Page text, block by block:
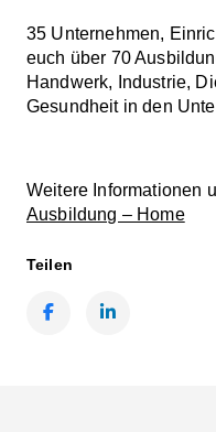
35 Unternehmen,
euch über 70
Handwerk, Industrie,
Gesundheit in den
Weitere Informationen
Ausbildung – Home
Teilen